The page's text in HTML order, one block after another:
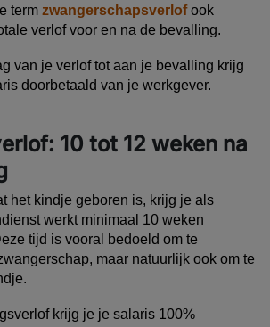
term zwangerschapsverlofook
verlof voor en na de bevalling.
van je verlof tot aan je bevalling krijg
doorbetaald van je werkgever.
10 tot 12 weken na
het kindje geboren is, krijg je als
werkt minimaal 10 weken
tijd is vooral bedoeld om te
maar natuurlijk ook om te
krijg je je salaris 100%